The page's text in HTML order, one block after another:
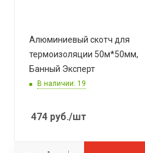
Алюминиевый скотч для
термоизоляции 50м*50мм,
Банный Эксперт
В наличии: 19
474 руб./шт